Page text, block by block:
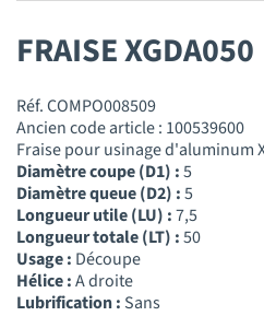
FRAISE XGDA050
Réf. COMPO008509
Ancien code article : 100539600
Fraise pour usinage d'aluminum
Diamètre coupe (D1) :5
Diamètre queue (D2) :5
Longueur utile (LU) :7,5
Longueur totale (LT) :50
Usage : Découpe
Hélice :A droite
Lubrification : Sans